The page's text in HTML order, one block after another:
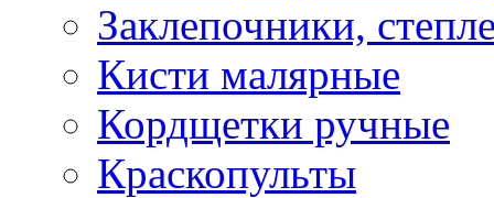
Заклепочники,
Кисти малярные
Кордщетки ручные
Краскопульты